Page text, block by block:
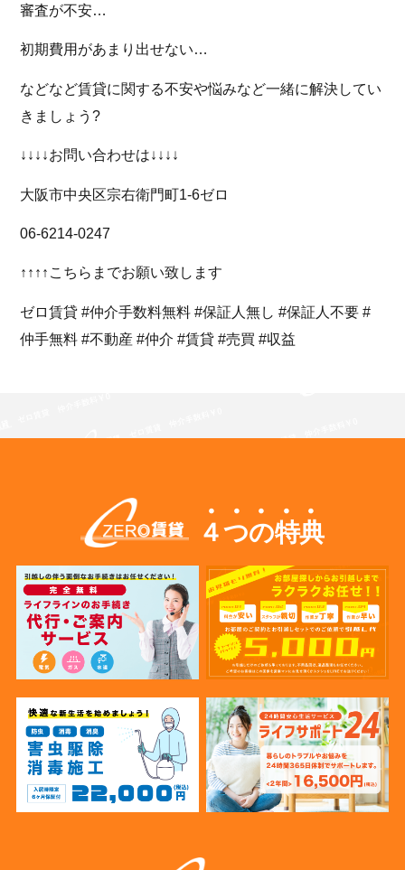
審査が不安…
初期費用があまり出せない…
などなど賃貸に関する不安や悩みなど一緒に解決してい
きましょう?
↓↓↓↓お問い合わせは↓↓↓↓
大阪市中央区宗右衛門町1-6ゼロ
06-6214-0247
↑↑↑↑こちらまでお願い致します
ゼロ賃貸 #仲介手数料無料 #保証人無し #保証人不要 #
仲手無料 #不動産 #仲介 #賃貸 #売買 #収益
４つの特典